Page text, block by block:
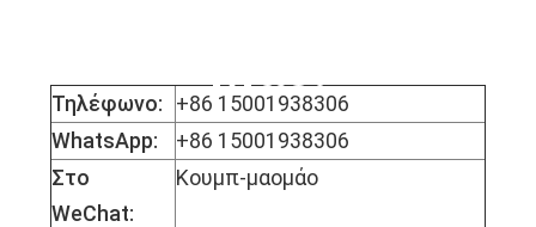
Τηλέφωνο:
+86 15001938306
WhatsApp:
+86 15001938306
Στο
WeChat:
Κουμπ-μαομάο